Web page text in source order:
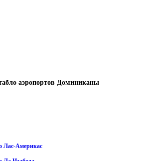
аэропортов Доминиканы
Лас-Америкас